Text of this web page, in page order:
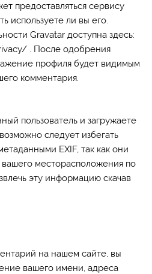
предоставляться сервису
используете ли вы его.
Gravatar доступна здесь:
. После одобрения
профиля будет видимым
комментария.
пользователь и загружаете
следует избегать
EXIF, так как они
месторасположения по
эту информацию скачав
на нашем сайте, вы
вашего имени, адреса